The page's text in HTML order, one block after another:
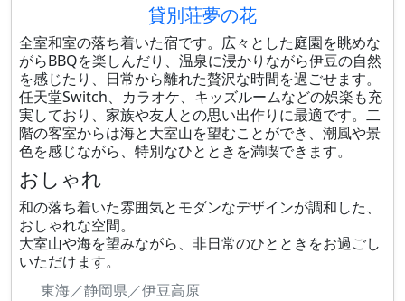
貸別荘夢の花
全室和室の落ち着いた宿です。広々とした庭園を眺めな
がらBBQを楽しんだり、温泉に浸かりながら伊豆の自然
を感じたり、日常から離れた贅沢な時間を過ごせます。
任天堂Switch、カラオケ、キッズルームなどの娯楽も充
実しており、家族や友人との思い出作りに最適です。二
階の客室からは海と大室山を望むことができ、潮風や景
色を感じながら、特別なひとときを満喫できます。
おしゃれ
和の落ち着いた雰囲気とモダンなデザインが調和した、
おしゃれな空間。
大室山や海を望みながら、非日常のひとときをお過ごし
いただけます。
東海／静岡県／伊豆高原